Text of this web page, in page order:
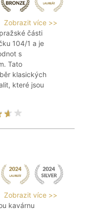
Zobrazit více >>
části
104/1 a je
s
Tato
klasických
které jsou
Zobrazit více >>
kavárnu